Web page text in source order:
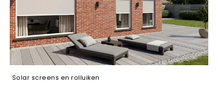
Solar screens en rolluiken